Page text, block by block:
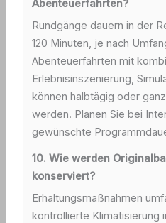
Abenteuerfahrten?
Rundgänge dauern in der
120 Minuten, je nach
Abenteuerfahrten mit
Erlebnisinszenierung,
können halbtägig oder
werden. Planen Sie bei
gewünschte
10. Wie werden
konserviert?
Erhaltungsmaßnahmen
kontrollierte Klimatisierung